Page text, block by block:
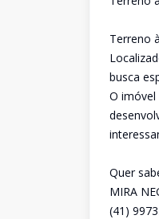
Terreno
busca
O
Quer
MIRA
(41)